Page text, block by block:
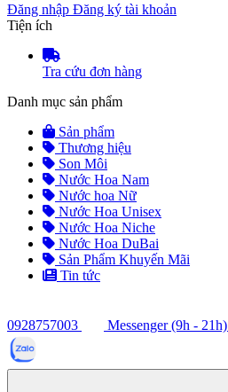
Đăng nhập Đăng ký tài khoản
Tiện ích
Tra cứu đơn hàng
Danh mục sản phẩm
Sản phẩm
Thương hiệu
Son Môi
Nước Hoa Nam
Nước hoa Nữ
Nước Hoa Unisex
Nước Hoa Niche
Nước Hoa DuBai
Sản Phẩm Khuyến Mãi
Tin tức
0928757003
Messenger (9h - 21h)
Tư
vấn
ngay